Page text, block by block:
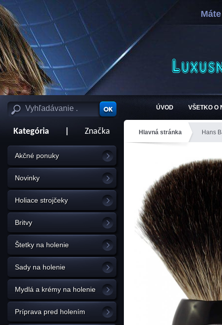
ÚVOD VŠETKO O
Kategória Značka
Akčné ponuky
Novinky
Holiace strojčeky
Britvy
Štetky na holenie
Sady na holenie
Mydlá a krémy na holenie
Príprava pred holením
Hlavná stránka Hans